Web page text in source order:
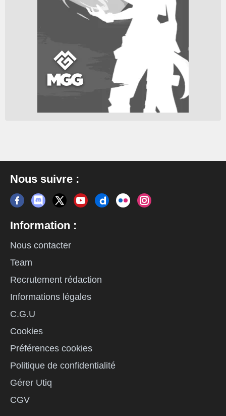
Nous suivre :
Information :
Nous contacter
Team
Recrutement rédaction
Informations légales
C.G.U
Cookies
Préférences cookies
Politique de confidentialité
Gérer Utiq
CGV